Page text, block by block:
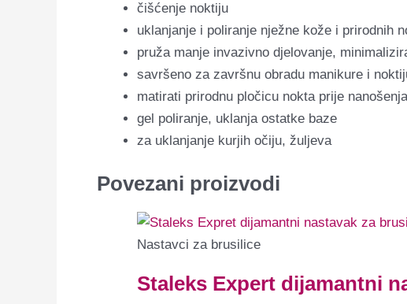
čišćenje noktiju
uklanjanje i poliranje nježne kože i prirodnih
pruža manje invazivno djelovanje,
savršeno za završnu obradu manikure i
matirati prirodnu pločicu nokta prije
gel poliranje, uklanja ostatke baze
za uklanjanje kurjih očiju, žuljeva
Povezani proizvodi
Nastavci za brusilice
Staleks Expert dijamantni